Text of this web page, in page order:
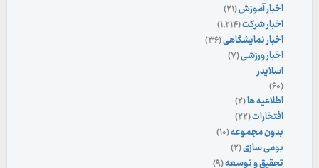
اخبار آموزش(۲۱)
اخبار شرکت(۱,۲۱۴)
اخبار نمایشگاهی(۳۶)
اخبار ورزشی(۷)
اسلایدر
(۶۰)
اطلاعیه ها(۲)
افتخارات(۲۲)
بدون مجموعه(۱۰)
بومی سازی(۲)
تحقیق و توسعه(۹)